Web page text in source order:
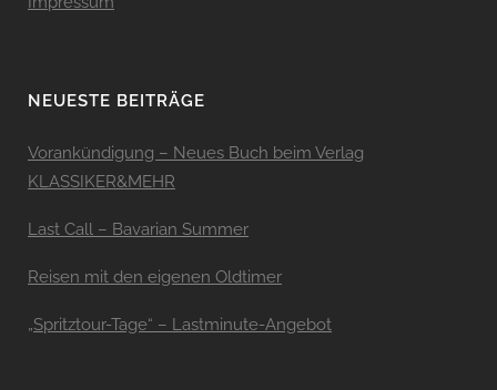
NEUESTE BEITRÄGE
Vorankündigung – Neues Buch beim Verlag
KLASSIKER&MEHR
Last Call – Bavarian Summer
Reisen mit den eigenen Oldtimer
„Spritztour-Tage“ – Lastminute-Angebot